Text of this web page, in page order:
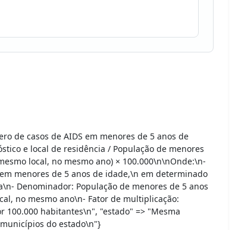
de casos de AIDS em menores de 5 anos de
e local de residência / População de menores
local, no mesmo ano) × 100.000\n\nOnde:\n-
menores de 5 anos de idade,\n em determinado
Denominador: População de menores de 5 anos
no mesmo ano\n- Fator de multiplicação:
100.000 habitantes\n", "estado" => "Mesma
do estado\n"}